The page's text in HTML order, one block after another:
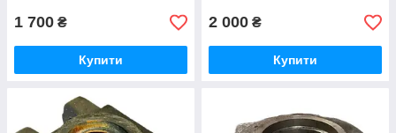
1 700 ₴
Купити
2 000 ₴
Купити